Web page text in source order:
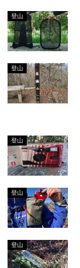
登山
登山
登山
登山
登山